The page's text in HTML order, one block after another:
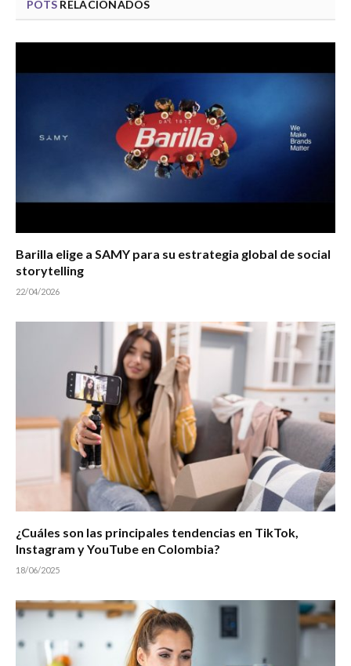
POTS RELACIONADOS
Barilla elige a SAMY para su estrategia global de social
storytelling
22/04/2026
¿Cuáles son las principales tendencias en TikTok,
Instagram y YouTube en Colombia?
18/06/2025